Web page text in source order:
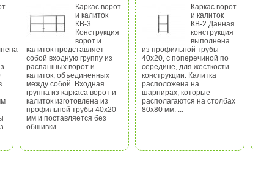
Каркас ворот
и калиток
КВ-3
Конструкция
ворот и
калиток представляет
собой входную группу из
распашных ворот и
калиток, объединенных
между собой. Входная
группа из каркаса ворот и
калиток изготовлена из
профильной трубы 40х20
мм и поставляется без
обшивки. ...
Каркас ворот
и калиток
КВ-2 Данная
конструкция
выполнена
из профильной трубы
40х20, с поперечиной по
середине, для жесткости
конструкции. Калитка
расположена на
шарнирах, которые
располагаются на столбах
80х80 мм. ...